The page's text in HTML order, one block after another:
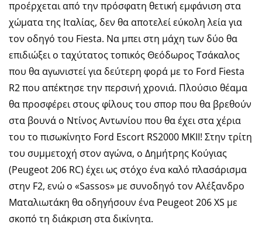
προέρχεται από την πρόσφατη θετική εμφάνιση στα
χώματα της Ιταλίας, δεν θα αποτελεί εύκολη λεία για
τον οδηγό του Fiesta. Να μπει στη μάχη των δύο θα
επιδιώξει ο ταχύτατος τοπικός Θεόδωρος Τσάκαλος
που θα αγωνιστεί για δεύτερη φορά με το Ford Fiesta
R2 που απέκτησε την περσινή χρονιά. Πλούσιο θέαμα
θα προσφέρει στους φίλους του σπορ που θα βρεθούν
στα βουνά ο Ντίνος Αντωνίου που θα έχει στα χέρια
του το πισωκίνητο Ford Escort RS2000 MKII! Στην τρίτη
του συμμετοχή στον αγώνα, ο Δημήτρης Κούγιας
(Peugeot 206 RC) έχει ως στόχο ένα καλό πλασάρισμα
στην F2, ενώ ο «Sassos» με συνοδηγό τον Αλέξανδρο
Ματαλιωτάκη θα οδηγήσουν ένα Peugeot 206 XS με
σκοπό τη διάκριση στα δικίνητα.